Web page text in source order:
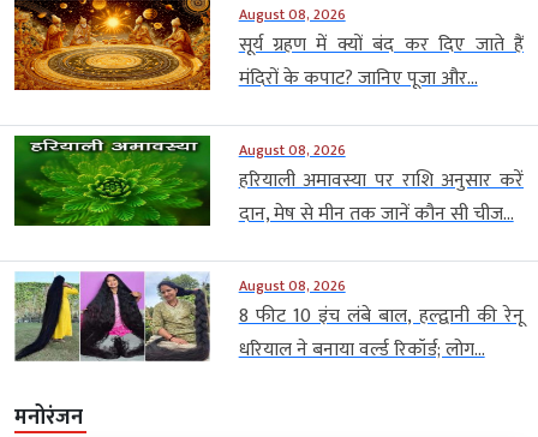
August 08, 2026
सूर्य ग्रहण में क्यों बंद कर दिए जाते हैं
मंदिरों के कपाट? जानिए पूजा और...
August 08, 2026
हरियाली अमावस्या पर राशि अनुसार करें
दान, मेष से मीन तक जानें कौन सी चीज...
August 08, 2026
8 फीट 10 इंच लंबे बाल, हल्द्वानी की रेनू
धरियाल ने बनाया वर्ल्ड रिकॉर्ड; लोग...
मनोरंजन